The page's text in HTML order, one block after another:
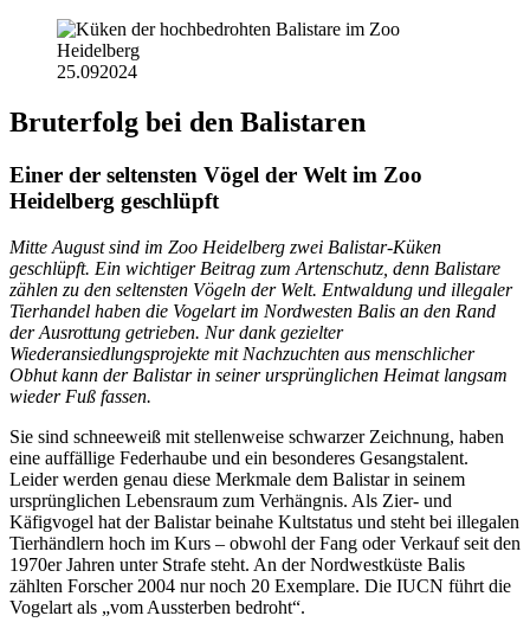
25.092024
Bruterfolg bei den Balistaren
Einer der seltensten Vögel der Welt im Zoo
Heidelberg geschlüpft
Mitte August sind im Zoo Heidelberg zwei Balistar-Küken
geschlüpft. Ein wichtiger Beitrag zum Artenschutz, denn Balistare
zählen zu den seltensten Vögeln der Welt. Entwaldung und illegaler
Tierhandel haben die Vogelart im Nordwesten Balis an den Rand
der Ausrottung getrieben. Nur dank gezielter
Wiederansiedlungsprojekte mit Nachzuchten aus menschlicher
Obhut kann der Balistar in seiner ursprünglichen Heimat langsam
wieder Fuß fassen.
Sie sind schneeweiß mit stellenweise schwarzer Zeichnung, haben
eine auffällige Federhaube und ein besonderes Gesangstalent.
Leider werden genau diese Merkmale dem Balistar in seinem
ursprünglichen Lebensraum zum Verhängnis. Als Zier- und
Käfigvogel hat der Balistar beinahe Kultstatus und steht bei illegalen
Tierhändlern hoch im Kurs – obwohl der Fang oder Verkauf seit den
1970er Jahren unter Strafe steht. An der Nordwestküste Balis
zählten Forscher 2004 nur noch 20 Exemplare. Die IUCN führt die
Vogelart als „vom Aussterben bedroht“.